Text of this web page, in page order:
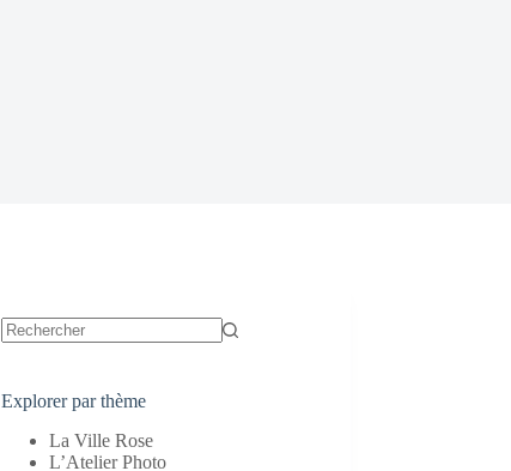
Explorer par thème
La Ville Rose
L’Atelier Photo